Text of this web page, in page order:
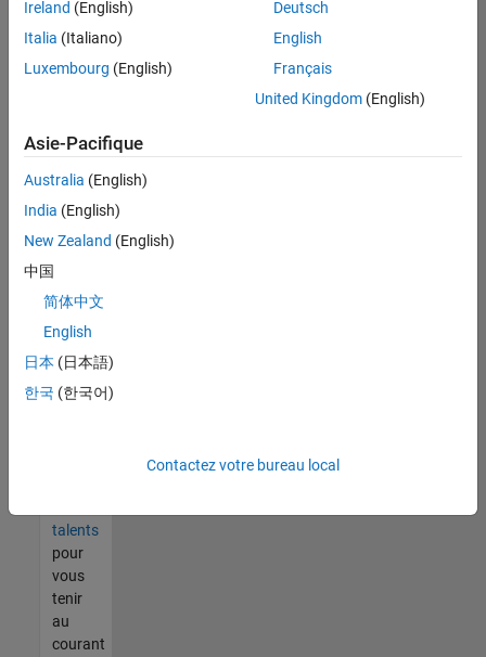
recherche
ou
afficher
l’ensemble
d'emploi.
malgré
tout
vous
trouvez
pas
d'offre
corresponde
à vos
talents
pour
vous
tenir
au
courant
Ireland (English)
Italia (Italiano)
Luxembourg (English)
Deutsch
English
Français
United Kingdom(English)
Asie-Pacifique
Australia (English)
India (English)
New Zealand (English)
中国
简体中文
English
日本 (日本語)
한국 (한국어)
Contactez votre bureau local